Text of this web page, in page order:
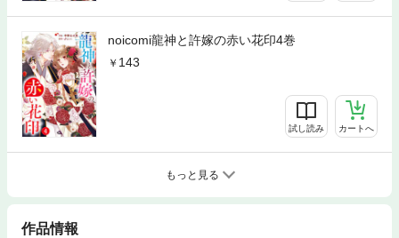
noicomi龍神と許嫁の赤い花印4巻
143
試し読み カートへ
もっと見る
作品情報